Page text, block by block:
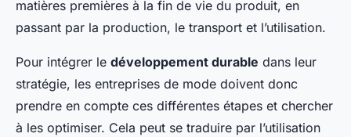
matières premières à la fin de vie du produit, en
passant par la production, le transport et l’utilisation.
Pour intégrer le développement durable dans leur
stratégie, les entreprises de mode doivent donc
prendre en compte ces différentes étapes et chercher
à les optimiser. Cela peut se traduire par l’utilisation